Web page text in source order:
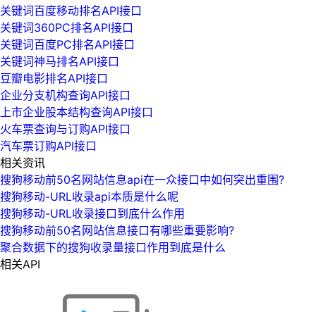
关键词百度移动排名API接口
关键词360PC排名API接口
关键词百度PC排名API接口
关键词神马排名API接口
豆瓣电影排名API接口
企业分支机构查询API接口
上市企业股本结构查询API接口
火车票查询与订购API接口
汽车票订购API接口
相关资讯
搜狗移动前50名网站信息api在一众接口中如何突出重围?
搜狗移动-URL收录api本质是什么呢
搜狗移动-URL收录接口到底什么作用
搜狗移动前50名网站信息接口有哪些重要影响?
聚合数据下的搜狗收录量接口作用到底是什么
相关API